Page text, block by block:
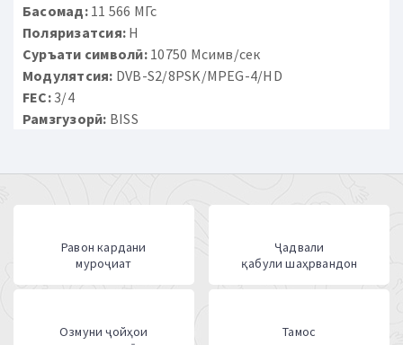
Басомад:11 566 МГс
Поляризатсия: H
Суръати символӣ:10750 Мсимв/сек
Модулятсия: DVB-S2/8PSK/MPEG-4/HD
FEC:3/4
Рамзгузорӣ: BISS
Равон кардани
муроҷиат
Ҷадвали
қабули шаҳрвандон
Озмуни ҷойҳои
Тамос